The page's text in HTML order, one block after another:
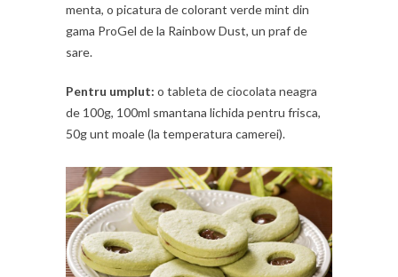
menta, o picatura de colorant verde mint din
gama ProGel de la Rainbow Dust, un praf de
sare.
Pentru umplut: o tableta de ciocolata neagra
de 100g, 100ml smantana lichida pentru frisca,
50g unt moale (la temperatura camerei).